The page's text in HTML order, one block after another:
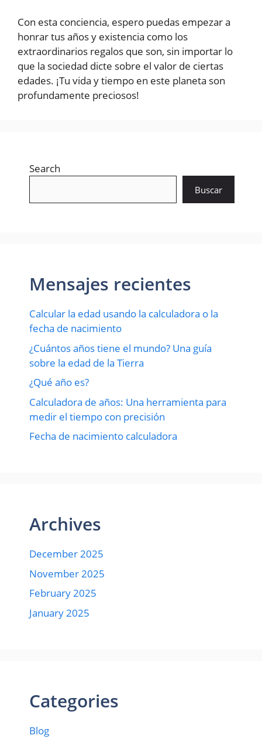
Con esta conciencia, espero puedas empezar a
honrar tus años y existencia como los
extraordinarios regalos que son, sin importar lo
que la sociedad dicte sobre el valor de ciertas
edades. ¡Tu vida y tiempo en este planeta son
profundamente preciosos!
Search
Buscar
Mensajes recientes
Calcular la edad usando la calculadora o la
fecha de nacimiento
¿Cuántos años tiene el mundo? Una guía
sobre la edad de la Tierra
¿Qué año es?
Calculadora de años: Una herramienta para
medir el tiempo con precisión
Fecha de nacimiento calculadora
Archives
December 2025
November 2025
February 2025
January 2025
Categories
Blog